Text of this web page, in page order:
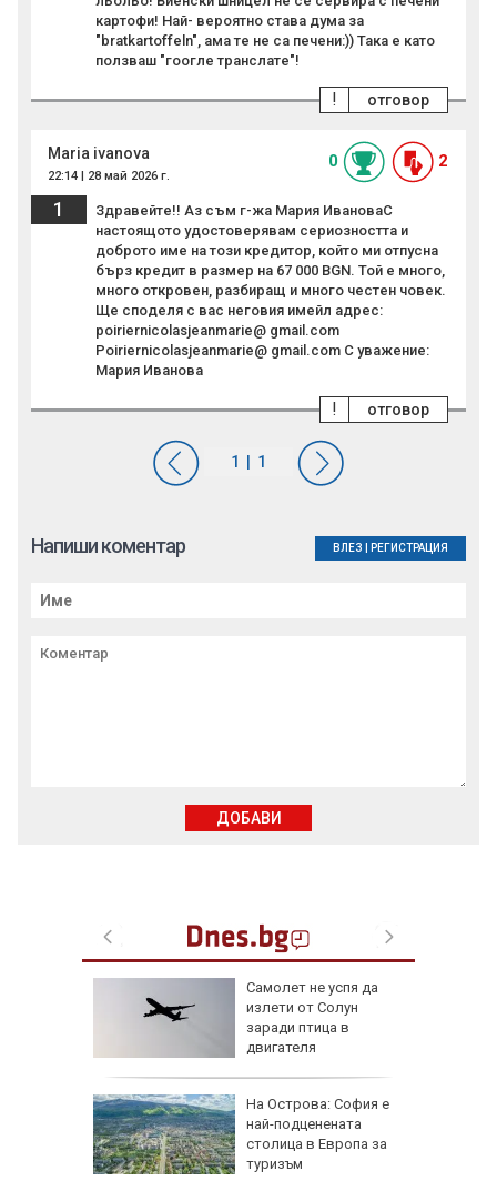
Самолет не успя да
излети от Солун
заради птица в
двигателя
На Острова: София е
най-подценената
столица в Европа за
туризъм
картофи! Най- вероятно става дума за
"bratkartoffeln", ама те не са печени:)) Така е като
ползваш "гоогле транслате"!
отговор
!
Maria ivanova
22:14 | 28 май 2026 г.
0 2
1
Здравейте!! Аз съм г-жа Мария ИвановаС
настоящото удостоверявам сериозността и
доброто име на този кредитор, който ми отпусна
бърз кредит в размер на 67 000 BGN. Той е много,
много откровен, разбиращ и много честен човек.
Ще споделя с вас неговия имейл адрес:
poiriernicolasjeanmarie@ gmail.com
Poiriernicolasjeanmarie@ gmail.com С уважение:
Мария Иванова
отговор
!
Напиши коментар ВЛЕЗ РЕГИСТРАЦИЯ
ДОБАВИ